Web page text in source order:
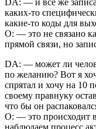
каких-то
какие-то коды для
О: — это не связано
прямой связи, но
DA: — может ли
по желанию? Вот я
спрятал и хочу на 10
своему правнуку
что бы он
О: — это происходит
наблюдаем процесс